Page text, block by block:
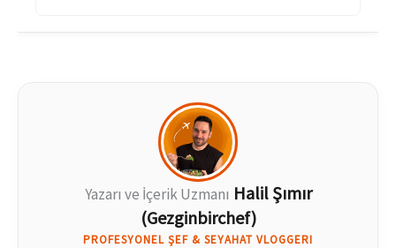
Yazarı ve İçerik Uzmanı Halil Şımır
(Gezginbirchef)
PROFESYONEL ŞEF & SEYAHAT VLOGGERI